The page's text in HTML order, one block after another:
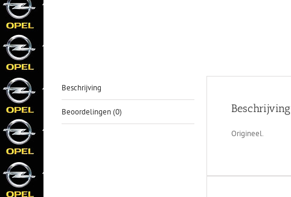
Beschrijving
Beoordelingen (0) Beschrijving
Origineel.